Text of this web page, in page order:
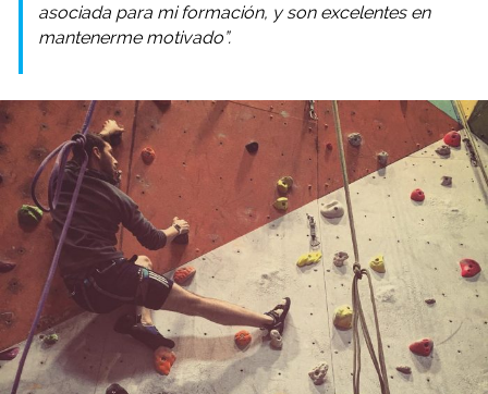
asociada para mi formación, y son excelentes en
mantenerme motivado”.